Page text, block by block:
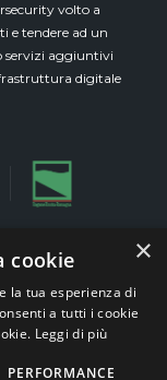
volto a
e tendere ad un
servizi aggiuntivi
digitale
(Modena)
Associati s.r.l.
Supporto alle
×
cookie
la tua esperienza di
a tutti i cookie
Leggi di più
PERFORMANCE